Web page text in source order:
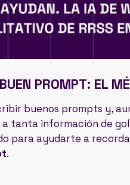
PROMPT: EL
buenos prompts y,
tanta información de
para ayudarte a
.